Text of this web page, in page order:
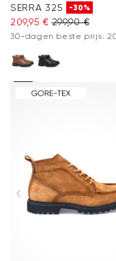
SERRA 325 -30%
209,95 € 299,90 €
30-dagen beste prijs: